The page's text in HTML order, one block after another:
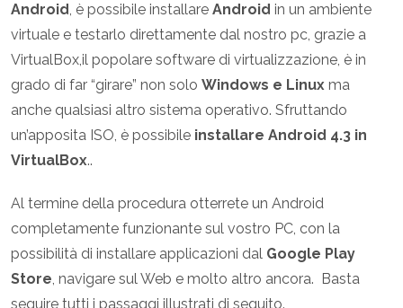
Android, è possibile installare Android in un ambiente
virtuale e testarlo direttamente dal nostro pc, grazie a
VirtualBox,il popolare software di virtualizzazione, è in
grado di far “girare” non solo Windows e Linux ma
anche qualsiasi altro sistema operativo. Sfruttando
un’apposita ISO, è possibile installare Android 4.3 in
VirtualBox..
Al termine della procedura otterrete un Android
completamente funzionante sul vostro PC, con la
possibilità di installare applicazioni dal Google Play
Store, navigare sul Web e molto altro ancora. Basta
seguire tutti i passaggi illustrati di seguito.